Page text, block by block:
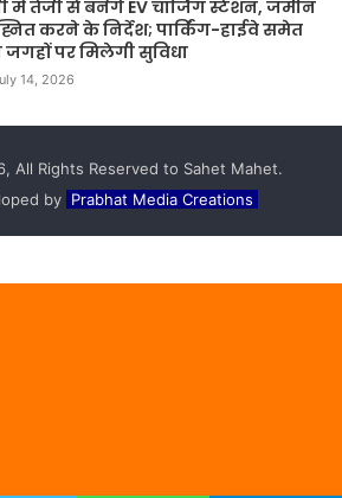
में तेजी से बनेंगे EV चार्जिंग स्टेशन, जमीन
करने के निर्देश; पार्किंग-हाईवे समेत
पर मिलेगी सुविधा
14, 2026
All Rights Reserved to Sahet Mahet.
by Prabhat Media Creations